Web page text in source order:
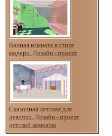
Ванная комната в стиле
модерн. Дизайн - проект
Сказочная детская для
девочки. Дизайн - проект
детской комнаты